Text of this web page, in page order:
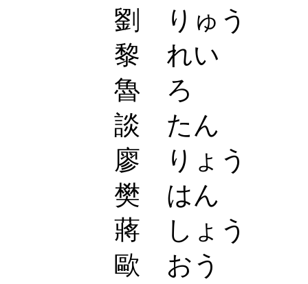
劉 りゅう
黎 れい
魯 ろ
談 たん
廖 りょう
樊 はん
蔣 しょう
歐 おう